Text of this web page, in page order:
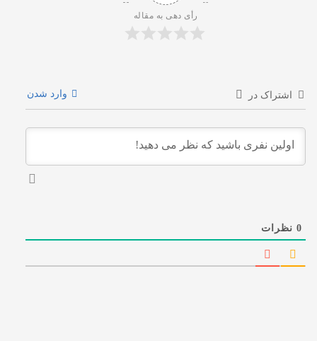
رأی دهی به مقاله
اشتراک در وارد شدن
0نظرات